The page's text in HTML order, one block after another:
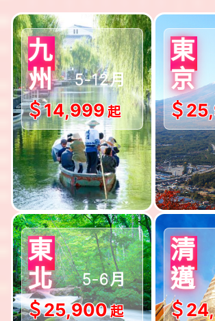
九
州
＄14,999
5-12月
$出發!!
東
京
＄
東
北
＄25,900
5-6月
$出發!!
清
邁
＄